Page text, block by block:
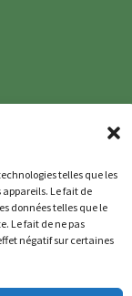
telles que les
Le fait de
données telles que le
Le fait de ne pas
négatif sur certaines